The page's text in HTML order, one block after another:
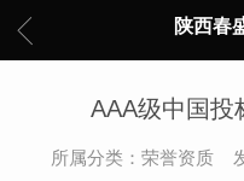
陕西春
AAA级中国投
所属分类：荣誉资质